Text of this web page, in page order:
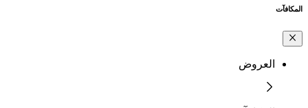
المكافآت
العروض